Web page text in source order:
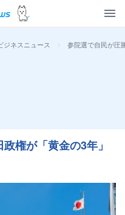
ジネスニュース > 参院選で自民が圧
権が「黄金の3年」